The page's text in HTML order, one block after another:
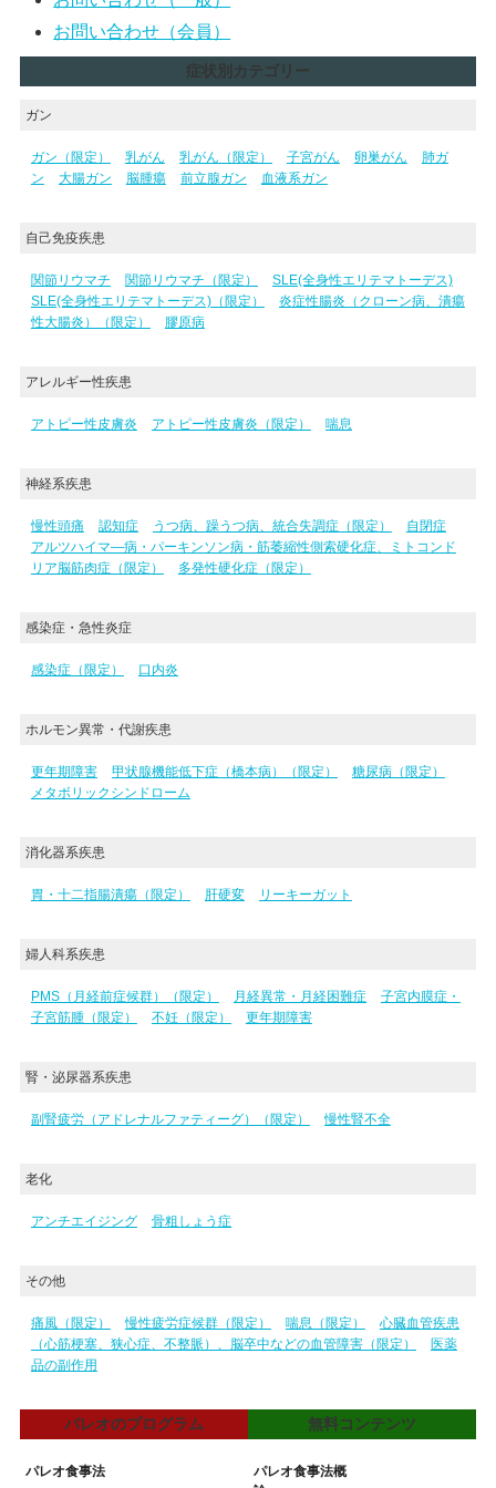
お問い合わせ（会員）
症状別カテゴリー
ガン
ガン（限定） 乳がん 乳がん（限定） 子宮がん 卵巣がん
肺ガ
ン
大腸ガン 脳腫瘍 前立腺ガン 血液系ガン
自己免疫疾患
関節リウマチ 関節リウマチ（限定）
SLE(全身性エリテマトーデス)
SLE(全身性エリテマトーデス)（限定）
炎症性腸炎（クローン病、潰瘍
性大腸炎）（限定）
膠原病
アレルギー性疾患
アトピー性皮膚炎 アトピー性皮膚炎（限定） 喘息
神経系疾患
慢性頭痛 認知症 うつ病、躁うつ病、統合失調症（限定）
自閉症
アルツハイマ―病・パーキンソン病・筋萎縮性側索硬化症、ミトコンド
リア脳筋肉症（限定）
多発性硬化症（限定）
感染症・急性炎症
感染症（限定） 口内炎
ホルモン異常・代謝疾患
更年期障害 甲状腺機能低下症（橋本病）（限定）
糖尿病（限定）
メタボリックシンドローム
消化器系疾患
胃・十二指腸潰瘍（限定） 肝硬変 リーキーガット
婦人科系疾患
PMS（月経前症候群）（限定） 月経異常・月経困難症
子宮内膜症・
子宮筋腫（限定）
不妊（限定） 更年期障害
腎・泌尿器系疾患
副腎疲労（アドレナルファティーグ）（限定） 慢性腎不全
老化
アンチエイジング 骨粗しょう症
その他
痛風（限定） 慢性疲労症候群（限定） 喘息（限定）
心臓血管疾患
（心筋梗塞、狭心症、不整脈）、脳卒中などの血管障害（限定）
医薬
品の副作用
パレオのプログラム
パレオ食事法
無料コンテンツ
パレオ食事法概